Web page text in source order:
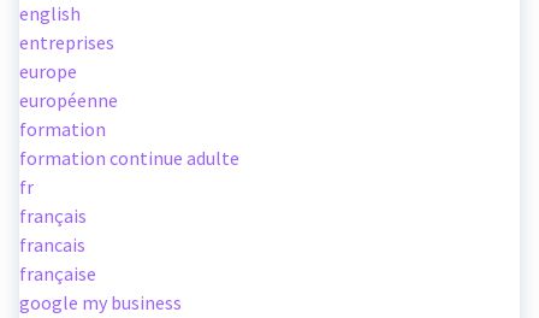
english
entreprises
europe
européenne
formation
formation continue adulte
fr
français
francais
française
google my business